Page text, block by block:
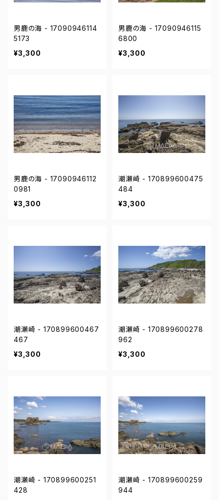
男鹿の海 - 17090946114
5173
¥3,300
男鹿の海 - 17090946115
6800
¥3,300
男鹿の海 - 17090946112
0981
¥3,300
潮瀬崎 - 170899600475
484
¥3,300
潮瀬崎 - 170899600467
467
¥3,300
潮瀬崎 - 170899600278
962
¥3,300
潮瀬崎 - 170899600251
428
潮瀬崎 - 170899600259
944